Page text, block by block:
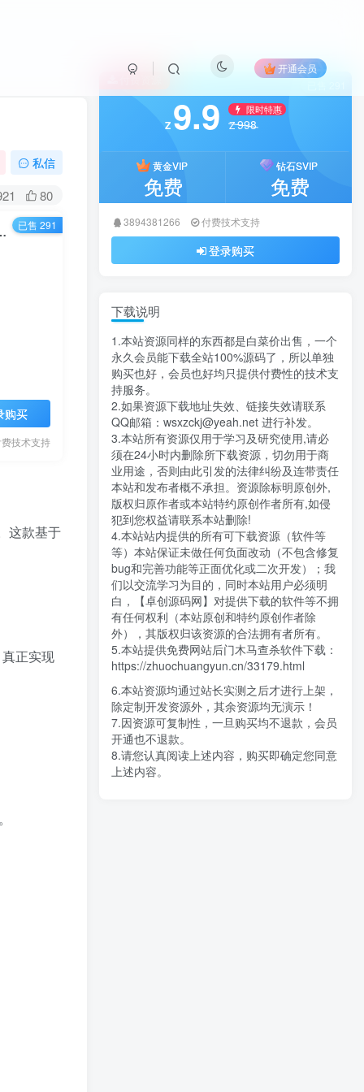
开通会员
私信
80
系统 – 卓创源码网推荐
购买
技术支持
已售 291
这款基于
正实现
付费资源
Z 9.9 限时特惠
Z998
黄金VIP
免费
钻石SVIP
免费
3894381266 付费技术支持
登录购买
下载说明
1.本站资源同样的东西都是白菜价出售，一个
永久会员能下载全站100%源码了，所以单独
购买也好，会员也好均只提供付费性的技术支
持服务。
2.如果资源下载地址失效、链接失效请联系
QQ邮箱：wsxzckj@yeah.net 进行补发。
3.本站所有资源仅用于学习及研究使用,请必
须在24小时内删除所下载资源，切勿用于商
业用途，否则由此引发的法律纠纷及连带责任
本站和发布者概不承担。资源除标明原创外,
版权归原作者或本站特约原创作者所有,如侵
犯到您权益请联系本站删除!
4.本站站内提供的所有可下载资源（软件等
等）本站保证未做任何负面改动（不包含修复
bug和完善功能等正面优化或二次开发）；我
们以交流学习为目的，同时本站用户必须明
白，【卓创源码网】对提供下载的软件等不拥
有任何权利（本站原创和特约原创作者除
外），其版权归该资源的合法拥有者所有。
5.本站提供免费网站后门木马查杀软件下载：
https://zhuochuangyun.cn/33179.html
6.本站资源均通过站长实测之后才进行上架，
除定制开发资源外，其余资源均无演示！
7.因资源可复制性，一旦购买均不退款，会员
开通也不退款。
8.请您认真阅读上述内容，购买即确定您同意
上述内容。